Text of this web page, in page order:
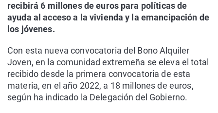
recibirá 6 millones de euros para políticas de
ayuda al acceso a la vivienda y la emancipación de
los jóvenes.
Con esta nueva convocatoria del Bono Alquiler
Joven, en la comunidad extremeña se eleva el total
recibido desde la primera convocatoria de esta
materia, en el año 2022, a 18 millones de euros,
según ha indicado la Delegación del Gobierno.